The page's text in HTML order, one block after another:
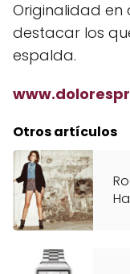
Originalidad en
destacar los
espalda.
Otros artículos